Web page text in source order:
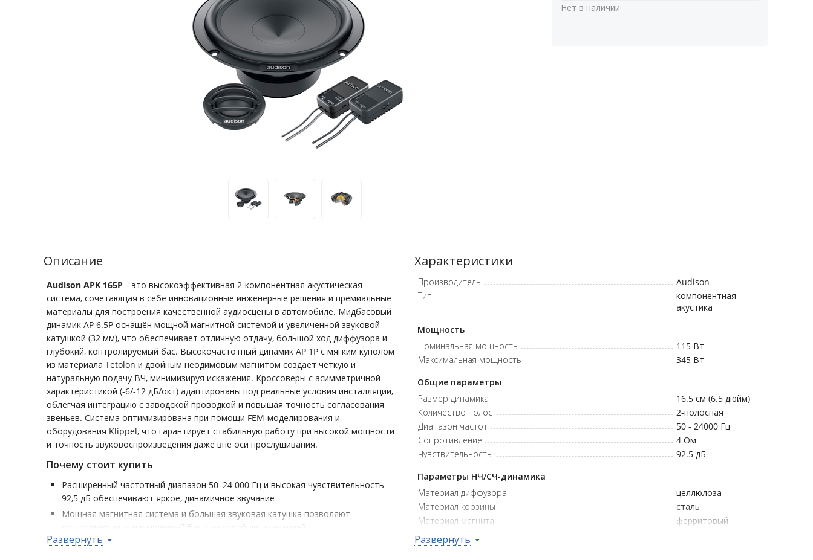
Нет в наличии
Описание
Audison APK 165P – это высокоэффективная 2-компонентная акустическая
система, сочетающая в себе инновационные инженерные решения и премиальные
материалы для построения качественной аудиосцены в автомобиле. Мидбасовый
динамик AP 6.5P оснащён мощной магнитной системой и увеличенной звуковой
катушкой (32 мм), что обеспечивает отличную отдачу, большой ход диффузора и
глубокий, контролируемый бас. Высокочастотный динамик AP 1P с мягким куполом
из материала Tetolon и двойным неодимовым магнитом создаёт чёткую и
натуральную подачу ВЧ, минимизируя искажения. Кроссоверы с асимметричной
характеристикой (-6/-12 дБ/окт) адаптированы под реальные условия инсталляции,
облегчая интеграцию с заводской проводкой и повышая точность согласования
звеньев. Система оптимизирована при помощи FEM-моделирования и
оборудования Klippel, что гарантирует стабильную работу при высокой мощности
и точность звуковоспроизведения даже вне оси прослушивания.
Почему стоит купить
Расширенный частотный диапазон 50–24 000 Гц и высокая чувствительность
92,5 дБ обеспечивают яркое, динамичное звучание
Мощная магнитная система и большая звуковая катушка позволяют
воспроизводить насыщенный бас с высокой детализацией
Твитеры с двойными неодимовыми магнитами и мягким куполом Tetolon
Развернуть
Характеристики
Производитель
Audison
Тип
компонентная
акустика
Мощность
Номинальная мощность
115Вт
Максимальная мощность
345Вт
Общие параметры
Размер динамика
16.5 см (6.5 дюйм)
Количество полос
2-полосная
Диапазон частот
50 - 24000Гц
Сопротивление
4Ом
Чувствительность
92.5дБ
Параметры НЧ/СЧ-динамика
Материал диффузора
целлюлоза
Материал корзины
сталь
Материал магнита
ферритовый
Параметры ВЧ-динамика
Развернуть